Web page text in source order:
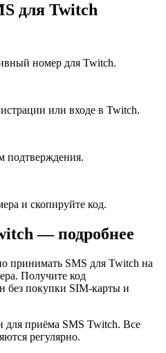
для Twitch
номер для Twitch.
или входе в Twitch.
подтверждения.
и скопируйте код.
— подробнее
принимать SMS для Twitch на
Получите код
без покупки SIM-карты и
для приёма SMS Twitch. Все
регулярно.